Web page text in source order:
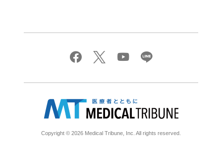
Copyright © 2026 Medical Tribune, Inc. All rights reserved.